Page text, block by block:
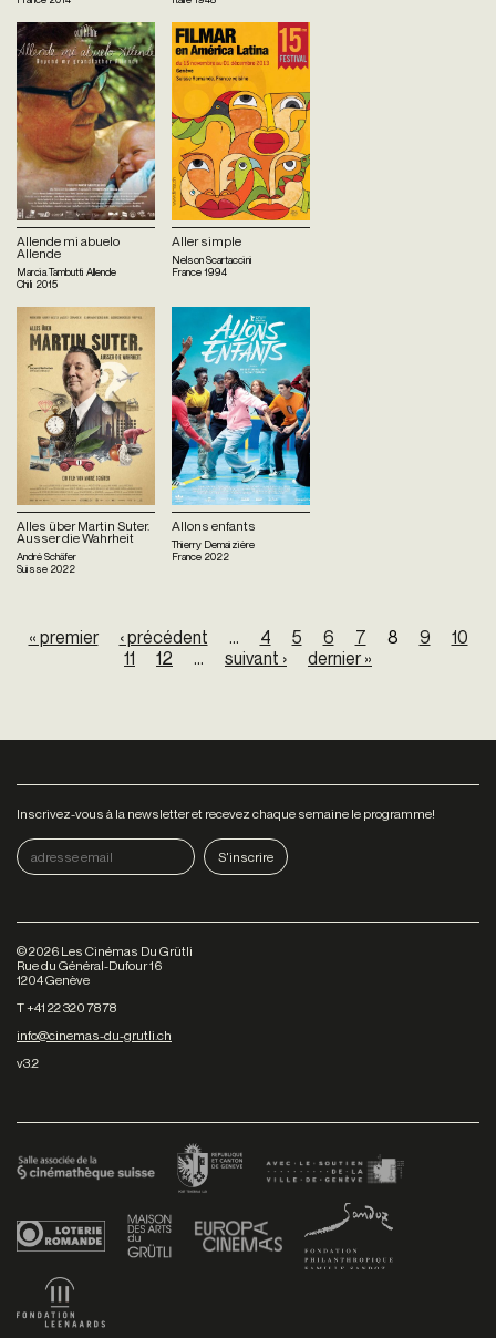
Allende mi abuelo
Allende
Marcia Tambutti Allende
Chili 2015
Aller simple
Nelson Scartaccini
France1994
Alles über Martin Suter.
Ausser die Wahrheit
André Schäfer
Suisse 2022
Allons enfants
Thierry Demaizière
France 2022
« premier ‹ précédent … 4 5 6 7 8 9
10
11
12 … suivant › dernier »
Inscrivez-vous à la newsletter et recevez chaque semaine le programme!
©2026 Les Cinémas Du Grütli
Rue du Général-Dufour 16
1204 Genève
T +41 22 320 78 78
info@cinemas-du-grutli.ch
v3.2